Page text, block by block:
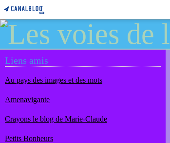
Liens amis
Au pays des images et des mots
Amenavigante
Crayons le blog de Marie-Claude
Petits Bonheurs